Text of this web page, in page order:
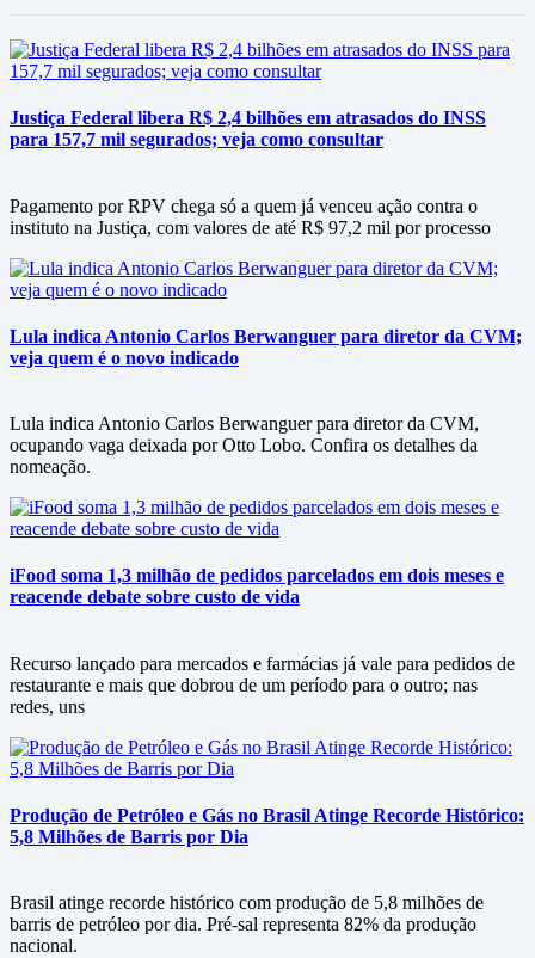
Justiça Federal libera R$ 2,4 bilhões em atrasados do INSS
para 157,7 mil segurados; veja como consultar
Pagamento por RPV chega só a quem já venceu ação contra o
instituto na Justiça, com valores de até R$ 97,2 mil por processo
Lula indica Antonio Carlos Berwanguer para diretor da CVM;
veja quem é o novo indicado
Lula indica Antonio Carlos Berwanguer para diretor da CVM,
ocupando vaga deixada por Otto Lobo. Confira os detalhes da
nomeação.
iFood soma 1,3 milhão de pedidos parcelados em dois meses e
reacende debate sobre custo de vida
Recurso lançado para mercados e farmácias já vale para pedidos de
restaurante e mais que dobrou de um período para o outro; nas
redes, uns
Produção de Petróleo e Gás no Brasil Atinge Recorde Histórico:
5,8 Milhões de Barris por Dia
Brasil atinge recorde histórico com produção de 5,8 milhões de
barris de petróleo por dia. Pré-sal representa 82% da produção
nacional.